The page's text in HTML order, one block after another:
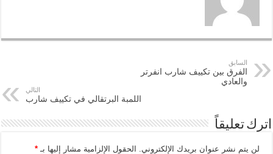
السابق
الفرق بين تكييف شارب انفرتر
والعادي
التالي
اللمبة البرتقالي في تكييف شارب
اترك تعليقاً
لن يتم نشر عنوان بريدك الإلكتروني. الحقول الإلزامية مشار إليها بـ*